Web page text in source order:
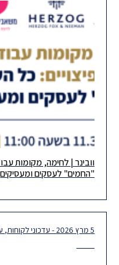
עם התמשכות הלחימה, אנו
וובינר | לחימה, מקומות
"החמים" לעסקים ומעסיקים
5 מרץ 2026 - עדכוני לקוחות, עדכוני מבצע שאגת הארי